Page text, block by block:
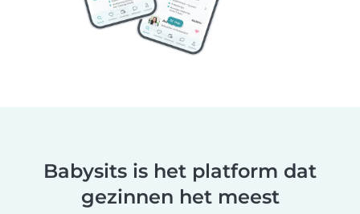
Babysits is het platform dat
gezinnen het meest